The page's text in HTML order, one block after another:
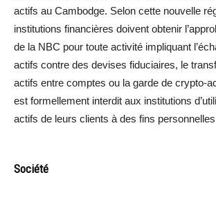
actifs au Cambodge. Selon cette nouvelle
institutions financières doivent obtenir
de la NBC pour toute activité impliquant
actifs contre des devises fiduciaires, le
actifs entre comptes ou la garde de crypto-
est formellement interdit aux institutions
actifs de leurs clients à des fins
Société